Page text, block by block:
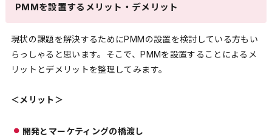
PMMを設置するメリット・デメリット
現状の課題を解決するためにPMMの設置を検討している方もい
らっしゃると思います。そこで、PMMを設置することによるメ
リットとデメリットを整理してみます。
＜メリット＞
開発とマーケティングの橋渡し